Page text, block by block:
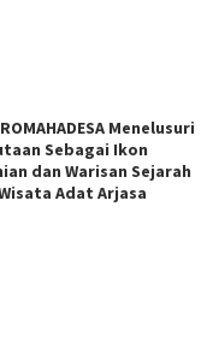
Menelusuri
Sebagai Ikon
dan Warisan Sejarah
Adat Arjasa